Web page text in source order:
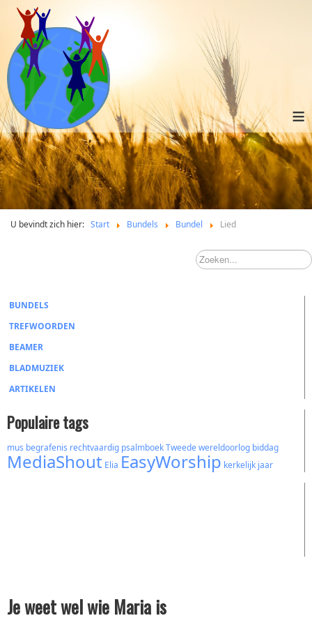
≡
U bevindt zich hier: Start Bundels Bundel Lied
BUNDELS
TREFWOORDEN
BEAMER
BLADMUZIEK
ARTIKELEN
Populaire tags
mus begrafenis rechtvaardig psalmboekTweede wereldoorlog biddag
MediaShout Elia EasyWorship kerkelijk jaar
Je weet wel wie Maria is